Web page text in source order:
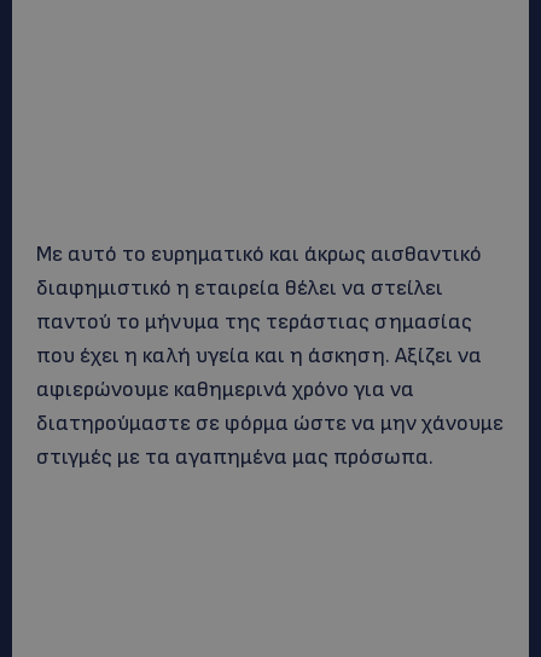
Με αυτό το ευρηματικό και άκρως αισθαντικό
διαφημιστικό η εταιρεία θέλει να στείλει
παντού το μήνυμα της τεράστιας σημασίας
που έχει η καλή υγεία και η άσκηση. Αξίζει να
αφιερώνουμε καθημερινά χρόνο για να
διατηρούμαστε σε φόρμα ώστε να μην χάνουμε
στιγμές με τα αγαπημένα μας πρόσωπα.